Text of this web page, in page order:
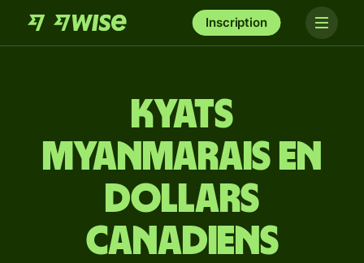
Inscription
Kyats
myanmarais en
dollars
canadiens